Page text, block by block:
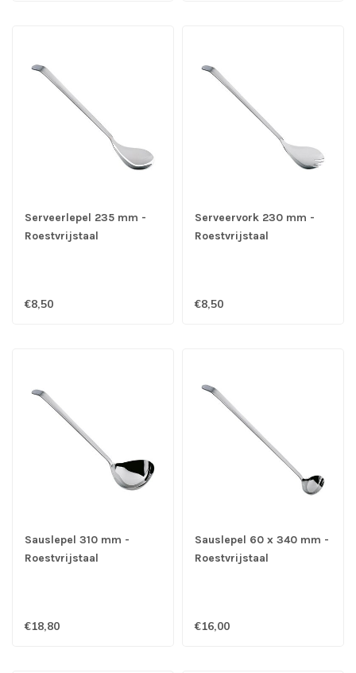
Serveerlepel 235 mm -
Roestvrijstaal
€8,50
Serveervork 230 mm -
Roestvrijstaal
€8,50
Sauslepel 310 mm -
Roestvrijstaal
€18,80
Sauslepel 60 x 340 mm -
Roestvrijstaal
€16,00